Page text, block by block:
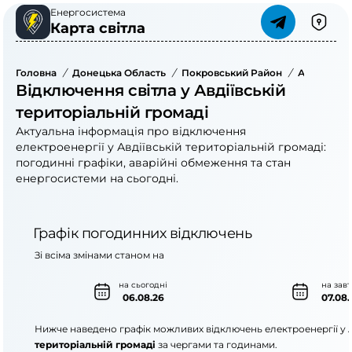
Енергосистема
Карта світла
Головна / Донецька Область / Покровський Район /
Відключення світла у Авдіївській
територіальній громаді
Актуальна інформація про відключення
електроенергії у Авдіївській територіальній громаді:
погодинні графіки, аварійні обмеження та стан
енергосистеми на сьогодні.
Графік погодинних відключень
на сьогодні
06.08.26
на
Зі всіма змінами станом на
Нижче наведено графік можливих відключень електроенергії у
територіальній громаді за чергами та годинами.